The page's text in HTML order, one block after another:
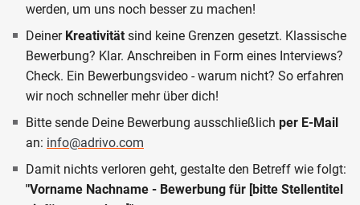
werden, um uns noch besser zu machen!
Deiner Kreativität sind keine Grenzen gesetzt. Klassische
Bewerbung? Klar. Anschreiben in Form eines Interviews?
Check. Ein Bewerbungsvideo - warum nicht? So erfahren
wir noch schneller mehr über dich!
Bitte sende Deine Bewerbung ausschließlich per E-Mail
an: info@adrivo.com
Damit nichts verloren geht, gestalte den Betreff wie folgt:
"Vorname Nachname - Bewerbung für [bitte Stellentitel